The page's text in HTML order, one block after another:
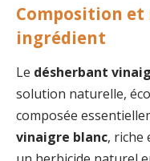
Composition et
ingrédient
Le désherbant
solution naturelle,
composée
vinaigre blanc, riche